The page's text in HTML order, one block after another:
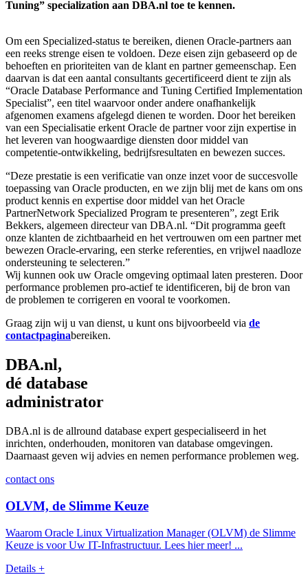
Tuning” specialization aan DBA.nl toe te kennen.
Om een Specialized-status te bereiken, dienen Oracle-partners aan
een reeks strenge eisen te voldoen. Deze eisen zijn gebaseerd op de
behoeften en prioriteiten van de klant en partner gemeenschap. Een
daarvan is dat een aantal consultants gecertificeerd dient te zijn als
“Oracle Database Performance and Tuning Certified Implementation
Specialist”, een titel waarvoor onder andere onafhankelijk
afgenomen examens afgelegd dienen te worden. Door het bereiken
van een Specialisatie erkent Oracle de partner voor zijn expertise in
het leveren van hoogwaardige diensten door middel van
competentie-ontwikkeling, bedrijfsresultaten en bewezen succes.
“Deze prestatie is een verificatie van onze inzet voor de succesvolle
toepassing van Oracle producten, en we zijn blij met de kans om ons
product kennis en expertise door middel van het Oracle
PartnerNetwork Specialized Program te presenteren”, zegt Erik
Bekkers, algemeen directeur van DBA.nl. “Dit programma geeft
onze klanten de zichtbaarheid en het vertrouwen om een partner met
bewezen Oracle-ervaring, een sterke referenties, en vrijwel naadloze
ondersteuning te selecteren.”
Wij kunnen ook uw Oracle omgeving optimaal laten presteren. Door
performance problemen pro-actief te identificeren, bij de bron van
de problemen te corrigeren en vooral te voorkomen.
Graag zijn wij u van dienst, u kunt ons bijvoorbeeld via de
contactpaginabereiken.
DBA.nl,
dé database
administrator
DBA.nl is de allround database expert gespecialiseerd in het
inrichten, onderhouden, monitoren van database omgevingen.
Daarnaast geven wij advies en nemen performance problemen weg.
contact ons
OLVM, de Slimme Keuze
Waarom Oracle Linux Virtualization Manager (OLVM) de Slimme
Keuze is voor Uw IT-Infrastructuur. Lees hier meer! ...
Details +